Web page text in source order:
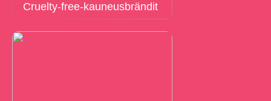
Cruelty-free-kauneusbrändit